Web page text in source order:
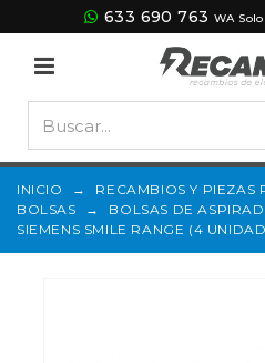
633 690 763 WA
INICIO → RECAMBIOS Y PIEZAS
BOLSAS
→
BOLSAS DE
SIEMENS SMILE RANGE (4